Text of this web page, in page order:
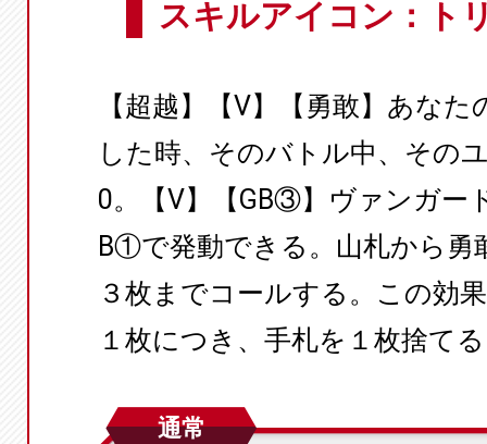
スキルアイコン：ト
【超越】【V】【勇敢】あな
した時、そのバトル中、その
0。【V】【GB③】ヴァンガー
B①で発動できる。山札から勇
３枚までコールする。この効
１枚につき、手札を１枚捨て
通常